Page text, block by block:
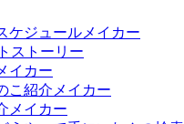
ケジュールメイカー
ストーリー
イカー
こ紹介メイカー
メイカー